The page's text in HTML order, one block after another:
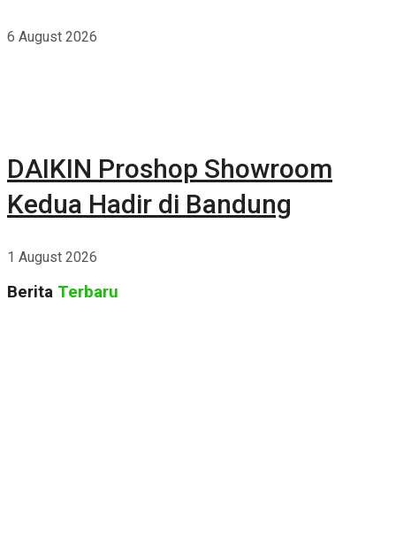
6 August 2026
DAIKIN Proshop Showroom
Kedua Hadir di Bandung
1 August 2026
Berita Terbaru